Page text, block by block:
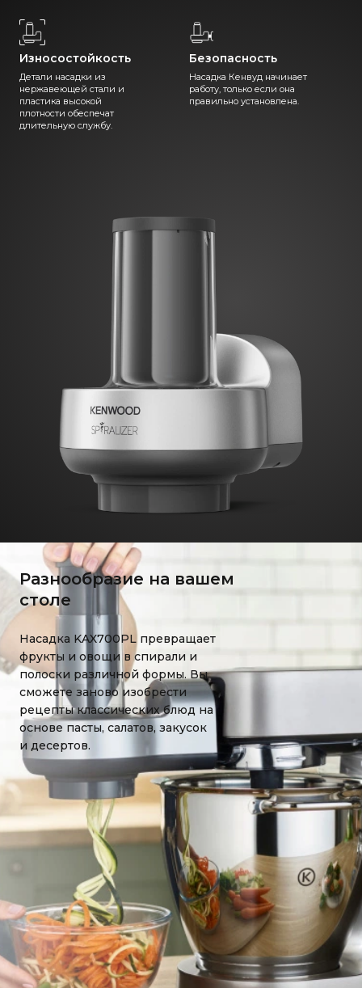
Износостойкость
Детали насадки из
нержавеющей стали и
пластика высокой
плотности обеспечат
длительную службу.
Безопасность
Насадка Кенвуд начинает
работу, только если она
правильно установлена.
Разнообразие на вашем
столе
Насадка KAX700PL превращает
фрукты и овощи в спирали и
полоски различной формы. Вы
сможете заново изобрести
рецепты классических блюд на
основе пасты, салатов, закусок
и десертов.